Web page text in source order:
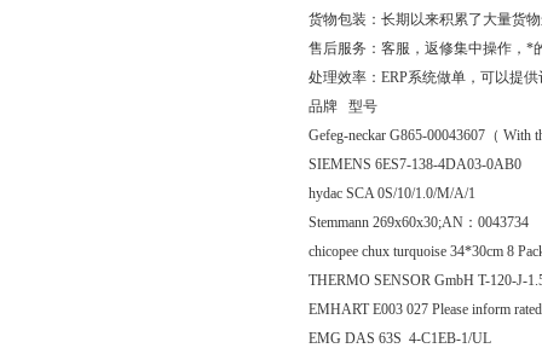
货物包装：长期以来积累了大量货
售后服务：客服，返修集中操作，*
处理效率：ERP系统做单，可以提
品牌 型号
Gefeg-neckar G865-00043607（ With
SIEMENS 6ES7-138-4DA03-0AB0
hydac SCA 0S/10/1.0/M/A/1
Stemmann 269x60x30;AN：0043734
chicopee chux turquoise 34*30cm 8
THERMO SENSOR GmbH T-120-J-
EMHART E003 027 Please inform
EMG DAS 63S 4-C1EB-1/UL